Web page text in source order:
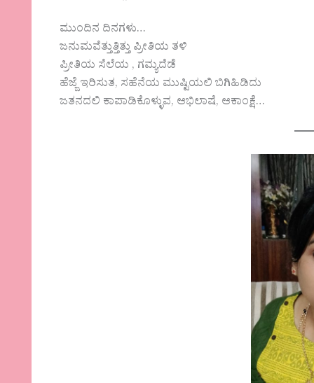
ಮುಂದಿನ ದಿನಗಳು…
ಜನುಮವೆತ್ತುತ್ತಿತ್ತು ಪ್ರೀತಿಯ ತಳಿ
ಪ್ರೀತಿಯ ಸೆಲೆಯ , ಗಮ್ಯದೆಡೆ
ಹೆಜ್ಜೆ ಇರಿಸುತ, ಸಹೆನೆಯ ಮುಷ್ಟಿಯಲಿ ಬಿಗಿಹಿಡಿದು
ಜತನದಲಿ ಕಾಪಾಡಿಕೊಳ್ಳುವ, ಆಭಿಲಾಷೆ, ಆಕಾಂಕ್ಷೆ…